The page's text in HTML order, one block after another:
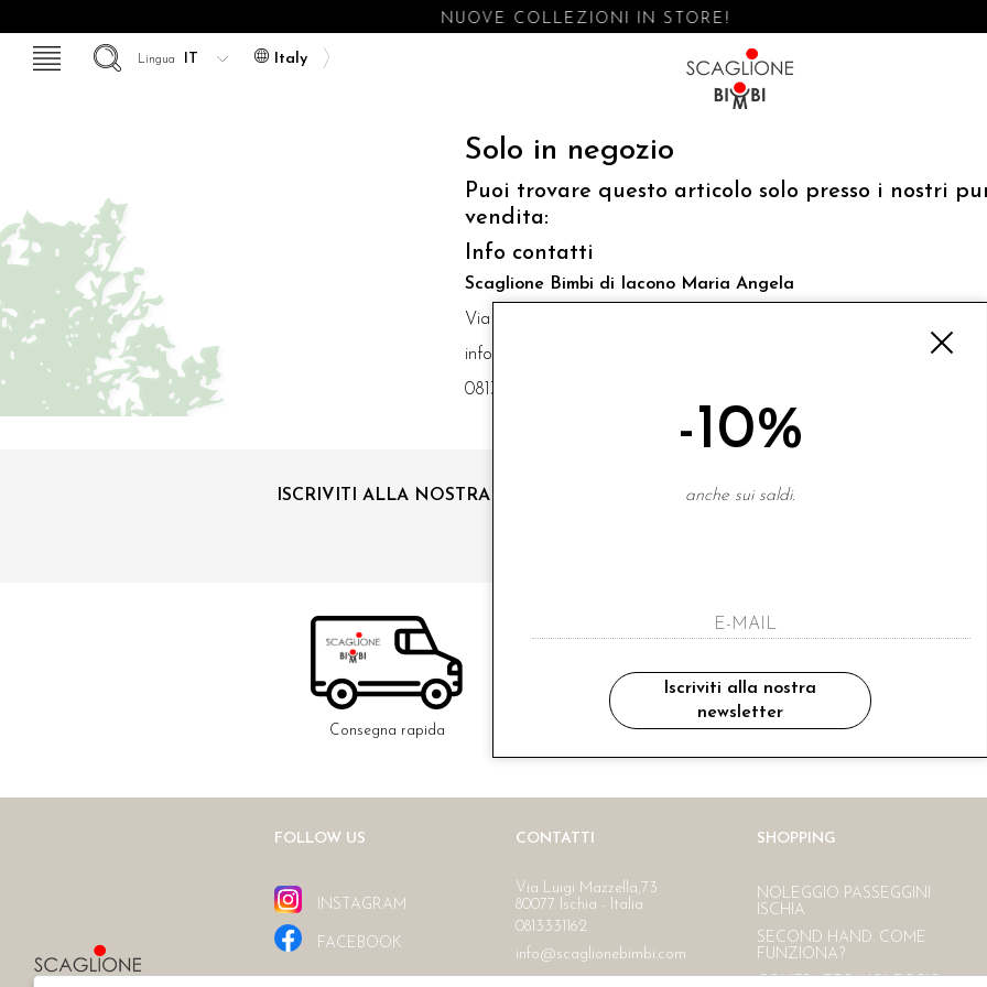
NUOVE COLLEZIONI IN STORE!
Italy
Lingua
Solo in negozio
Puoi trovare questo articolo solo presso i nostri
vendita:
Info contatti
Scaglione Bimbi di Iacono Maria Angela
Via Luigi Mazzella,73 80077 Ischia
info@scaglionebimbi.com
0813331162
ISCRIVITI ALLA NOSTRA NEWSLETTER
ho letto ed accettato le condizioni sulla
Consegna rapida Ritiro in negozio
Consegna gratuita in Italia
FOLLOW US
INSTAGRAM
FACEBOOK
CONTATTI
Via Luigi Mazzella,73
80077 Ischia - Italia
0813331162
info@scaglionebimbi.com
SHOPPING
NOLEGGIO PASSEGGINI
ISCHIA
SECOND HAND. COME
FUNZIONA?
-10%
anche sui saldi.
Iscriviti alla nostra
newsletter